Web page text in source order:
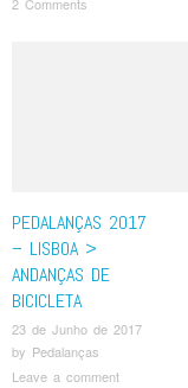
PEDALANÇAS 2017
– LISBOA >
ANDANÇAS DE
BICICLETA
23 de Junho de 2017
by Pedalanças
Leave a comment